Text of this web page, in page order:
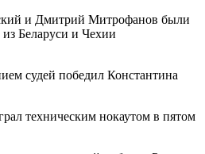
и Дмитрий Митрофанов были
Беларуси и Чехии
судей победил Константина
техническим нокаутом в пятом